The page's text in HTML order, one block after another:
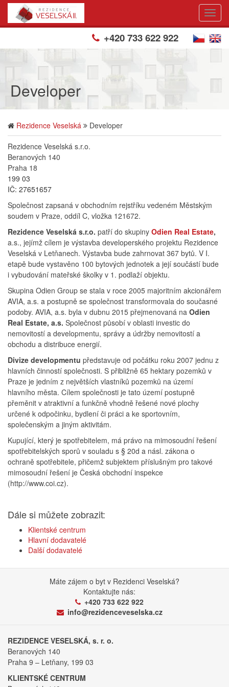
+420 733 622 922
Developer
Rezidence Veselská Developer
Rezidence Veselská s.r.o.
Beranových 140
Praha 18
199 03
IČ: 27651657
Společnost zapsaná v obchodním rejstříku vedeném Městským
soudem v Praze, oddíl C, vložka 121672.
Rezidence Veselská s.r.o. patří do skupiny Odien Real Estate,
a.s., jejímž cílem je výstavba developerského projektu Rezidence
Veselská v Letňanech. Výstavba bude zahrnovat 367 bytů. V I.
etapě bude vystavěno 100 bytových jednotek a její součástí bude
i vybudování mateřské školky v 1. podlaží objektu.
Skupina Odien Group se stala v roce 2005 majoritním akcionářem
AVIA, a.s. a postupně se společnost transformovala do současné
podoby. AVIA, a.s. byla v dubnu 2015 přejmenovaná na Odien
Real Estate, a.s. Společnost působí v oblasti investic do
nemovitostí a developmentu, správy a údržby nemovitostí a
obchodu a distribuce energií.
Divize developmentu představuje od počátku roku 2007 jednu z
hlavních činností společnosti. S přibližně 65 hektary pozemků v
Praze je jedním z největších vlastníků pozemků na území
hlavního města. Cílem společnosti je tato území postupně
přeměnit v atraktivní a funkčně vhodně řešené nové plochy
určené k odpočinku, bydlení či práci a ke sportovním,
společenským a jiným aktivitám.
Kupující, který je spotřebitelem, má právo na mimosoudní řešení
spotřebitelských sporů v souladu s § 20d a násl. zákona o
ochraně spotřebitele, přičemž subjektem příslušným pro takové
mimosoudní řešení je Česká obchodní inspekce
(http://www.coi.cz).
Dále si můžete zobrazit:
Klientské centrum
Hlavní dodavatelé
Další dodavatelé
Máte zájem o byt v Rezidenci Veselská?
Kontaktujte nás:
+420 733 622 922
info@rezidenceveselska.cz
REZIDENCE VESELSKÁ, s. r. o.
Beranových 140
Praha 9 – Letňany, 199 03
KLIENTSKÉ CENTRUM